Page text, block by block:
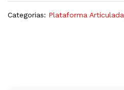
Categorias: Plataforma Articulada